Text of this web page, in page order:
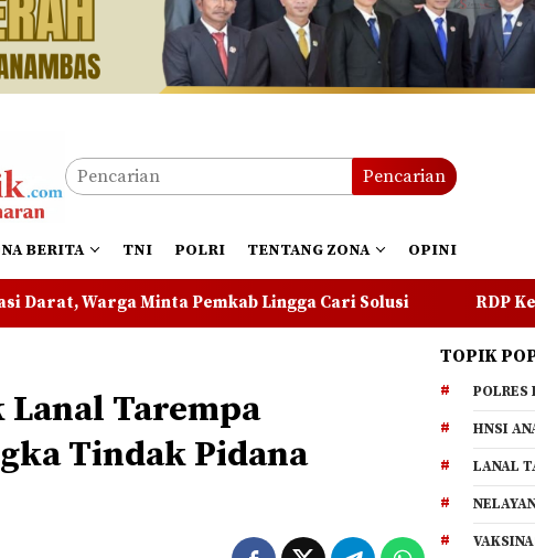
Pencarian
BERITA TNI POLRI TENTANG ZONA OPINI
Lingga Cari Solusi RDP Kembali Batal, Masyarakat
Tarempa
Tindak Pidana
TOPIK
POLRES
HNSI
LANAL